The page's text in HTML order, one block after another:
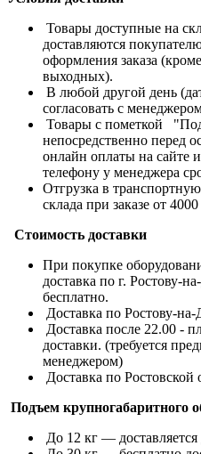
Товары доступные на
доставляются
оформления заказа
выходных).
В любой другой день
согласовать с
Товары с пометкой
непосредственно перед
онлайн оплаты на сайте
телефону у менеджера
Отгрузка в
склада при заказе от
Стоимость доставки
При покупке
доставка по г. Ростову-
бесплатно.
Доставка по Ростову-
Доставка после 22.00 -
доставки. (требуется
менеджером)
Доставка по
Подъем крупногабаритного
До 12 кг —